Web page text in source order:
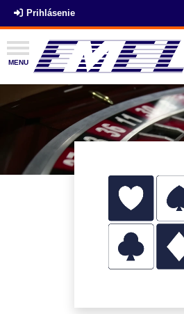
Prihlásenie
MENU